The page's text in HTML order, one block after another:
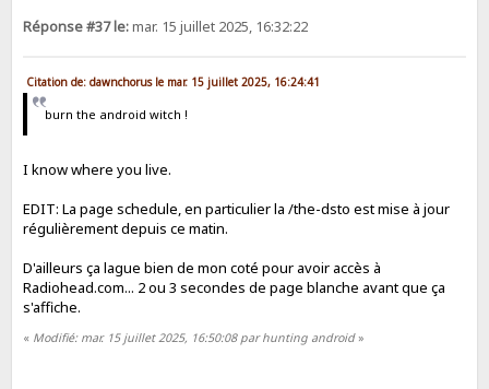
Réponse #37 le:mar. 15 juillet 2025, 16:32:22
Citation de: dawnchorus le mar. 15 juillet 2025, 16:24:41
burn the android witch !
I know where you live.
EDIT: La page schedule, en particulier la /the-dsto est mise à jour
régulièrement depuis ce matin.
D'ailleurs ça lague bien de mon coté pour avoir accès à
Radiohead.com... 2 ou 3 secondes de page blanche avant que ça
s'affiche.
« Modifié: mar. 15 juillet 2025, 16:50:08 par hunting android»